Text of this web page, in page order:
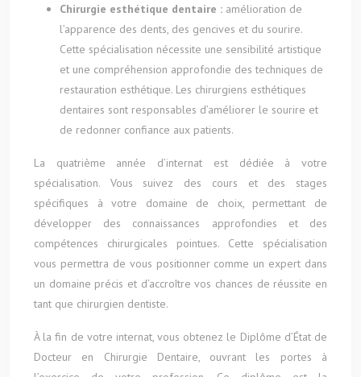
Chirurgie esthétique dentaire : amélioration de
l’apparence des dents, des gencives et du sourire.
Cette spécialisation nécessite une sensibilité artistique
et une compréhension approfondie des techniques de
restauration esthétique. Les chirurgiens esthétiques
dentaires sont responsables d’améliorer le sourire et
de redonner confiance aux patients.
La quatrième année d’internat est dédiée à votre
spécialisation. Vous suivez des cours et des stages
spécifiques à votre domaine de choix, permettant de
développer des connaissances approfondies et des
compétences chirurgicales pointues. Cette spécialisation
vous permettra de vous positionner comme un expert dans
un domaine précis et d’accroître vos chances de réussite en
tant que chirurgien dentiste.
À la fin de votre internat, vous obtenez le Diplôme d’État de
Docteur en Chirurgie Dentaire, ouvrant les portes à